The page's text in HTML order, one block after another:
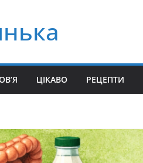
ЦІКАВО РЕЦЕПТИ